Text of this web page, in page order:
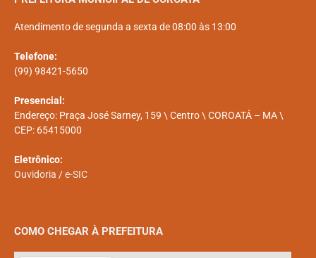
Atendimento de segunda a sexta de 08:00 às 13:00
Telefone:
(99) 98421-5650
Presencial:
Endereço: Praça José Sarney, 159 \ Centro \ COROATÁ – MA \
CEP: 65415000
Eletrônico:
Ouvidoria /e-SIC
COMO CHEGAR À PREFEITURA